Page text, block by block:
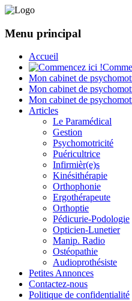
Menu principal
Accueil
Mon cabinet de
Mon cabinet de
Mon cabinet de
Articles
Le Paramédical
Gestion
Psychomotricité
Puéricultrice
Infirmièr(e)s
Kinésithérapie
Orthophonie
Ergothérapeute
Orthoptie
Pédicurie-Podologie
Opticien-Lunetier
Manip. Radio
Ostéopathie
Audioprothésiste
Petites Annonces
Contactez-nous
Politique de confidentialité